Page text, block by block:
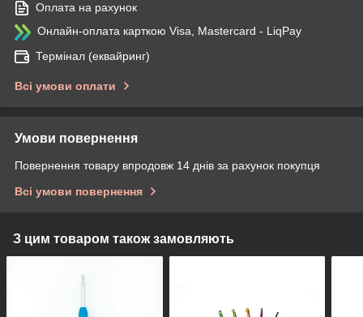
Оплата на рахунок
Онлайн-оплата карткою Visa, Mastercard - LiqPay
Термінал (еквайринг)
Всі умови оплати
Умови повернення
Повернення товару впродовж 14 днів за рахунок покупця
Всі умови повернення
З цим товаром також замовляють